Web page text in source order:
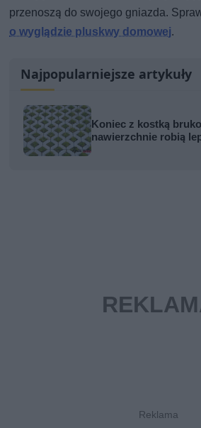
przenoszą do swojego gniazda.
o wyglądzie pluskwy domowej.
Najpopularniejsze artykuły
Koniec z kostką
nawierzchnie robią